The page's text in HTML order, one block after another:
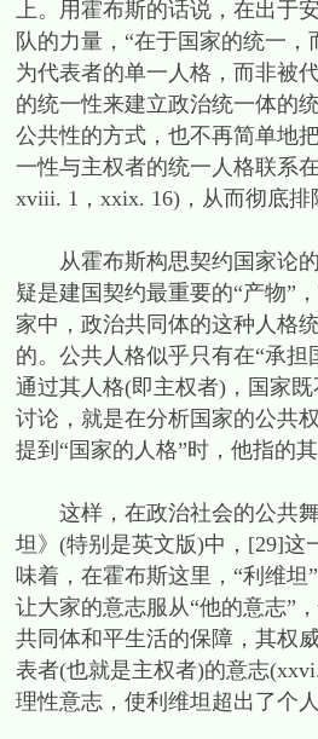
上。用霍布斯的话说，在出于
队的力量，“在于国家的统一
为代表者的单一人格，而非被
的统一性来建立政治统一体的
公共性的方式，也不再简单地
一性与主权者的统一人格联系
xviii. 1，xxix. 16)，从而彻底
从霍布斯构思契约国家论的
疑是建国契约最重要的“产物”
家中，政治共同体的这种人格
的。公共人格似乎只有在“承
通过其人格(即主权者)，国家
讨论，就是在分析国家的公共
提到“国家的人格”时，他指的
这样，在政治社会的公共舞
坦》(特别是英文版)中，[29]这
味着，在霍布斯这里，“利维
让大家的意志服从“他的意志”
共同体和平生活的保障，其权
表者(也就是主权者)的意志
理性意志，使利维坦超出了个